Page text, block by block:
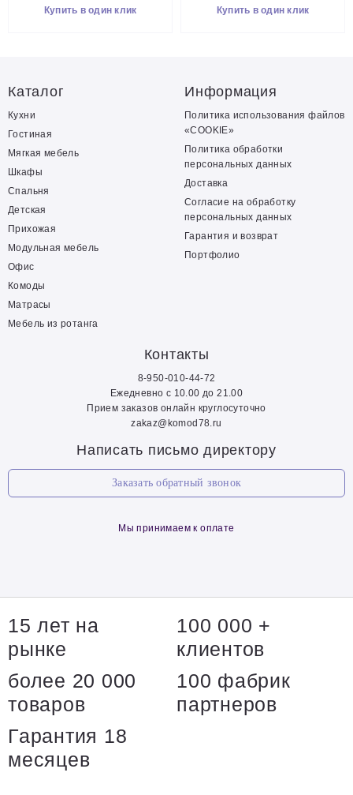
Купить в один клик Купить в один клик
Каталог
Кухни
Гостиная
Мягкая мебель
Шкафы
Спальня
Детская
Прихожая
Модульная мебель
Офис
Комоды
Матрасы
Мебель из ротанга
Информация
Политика использования файлов
«COOKIE»
Политика обработки
персональных данных
Доставка
Согласие на обработку
персональных данных
Гарантия и возврат
Портфолио
Контакты
8-950-010-44-72
Ежедневно с 10.00 до 21.00
Прием заказов онлайн круглосуточно
zakaz@komod78.ru
Написать письмо директору
Заказать обратный звонок
Мы принимаем к оплате
15 лет на
рынке
100 000 +
клиентов
более 20 000
товаров
100 фабрик
партнеров
Гарантия 18
месяцев